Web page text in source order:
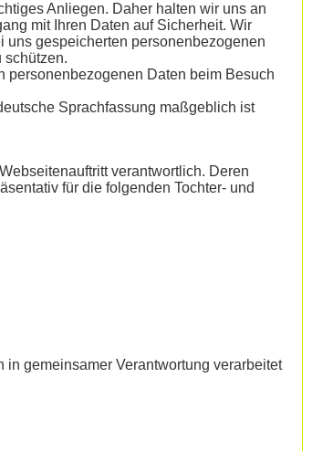
Anliegen. Daher halten wir uns an
mit Ihren Daten auf Sicherheit. Wir
uns gespeicherten personenbezogenen
schützen.
personenbezogenen Daten beim Besuch
Sprachfassung maßgeblich ist
verantwortlich. Deren
für die folgenden Tochter- und
gemeinsamer Verantwortung verarbeitet